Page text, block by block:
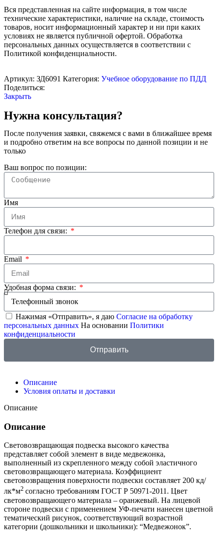
Вся представленная на сайте информация, в том числе
технические характеристики, наличие на складе, стоимость
товаров, носит информационный характер и ни при каких
условиях не является публичной офертой. Обработка
персональных данных осуществляется в соответствии с
Политикой конфиденциальности.
Артикул: ЗД6091 Категория: Учебное оборудование по ПДД
Поделиться:
Закрыть
Нужна консультация?
После получения заявки, свяжемся с вами в ближайшее время
и подробно ответим на все вопросы по данной позиции и не
только
Ваш вопрос по позиции:
Имя
Телефон для связи:
Email
Удобная форма связи:
Нажимая «Отправить», я даю Согласие на обработку
персональных данных На основании Политики
конфиденциальности
Отправить
Описание
Условия оплаты и доставки
Описание
Описание
Световозвращающая подвеска высокого качества
представляет собой элемент в виде медвежонка,
выполненный из скрепленного между собой эластичного
световозвращающего материала. Коэффициент
световозвращения поверхности подвески составляет 200 кд/
лк*м2 согласно требованиям ГОСТ Р 50971-2011. Цвет
световозвращающего материала – оранжевый. На лицевой
стороне подвески с применением УФ-печати нанесен цветной
тематический рисунок, соответствующий возрастной
категории (дошкольники и школьники): “Медвежонок”.